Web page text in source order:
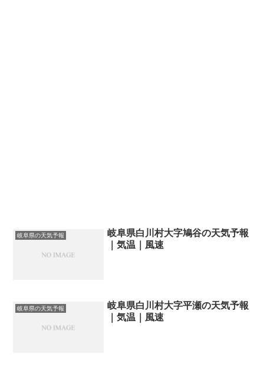
岐阜県の天気予報
岐阜県白川村大字鳩谷の天気予報
｜気温｜風速
岐阜県の天気予報
岐阜県白川村大字平瀬の天気予報
｜気温｜風速